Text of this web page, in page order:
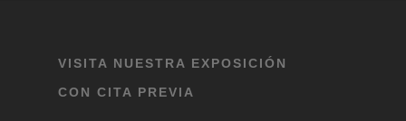
VISITA NUESTRA EXPOSICIÓN
CON CITA PREVIA